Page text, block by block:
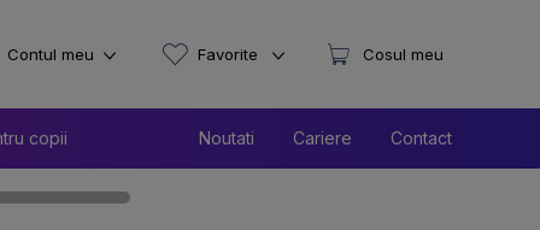
copii Noutati Cariere Contact
Contul meu Favorite Cosul meu